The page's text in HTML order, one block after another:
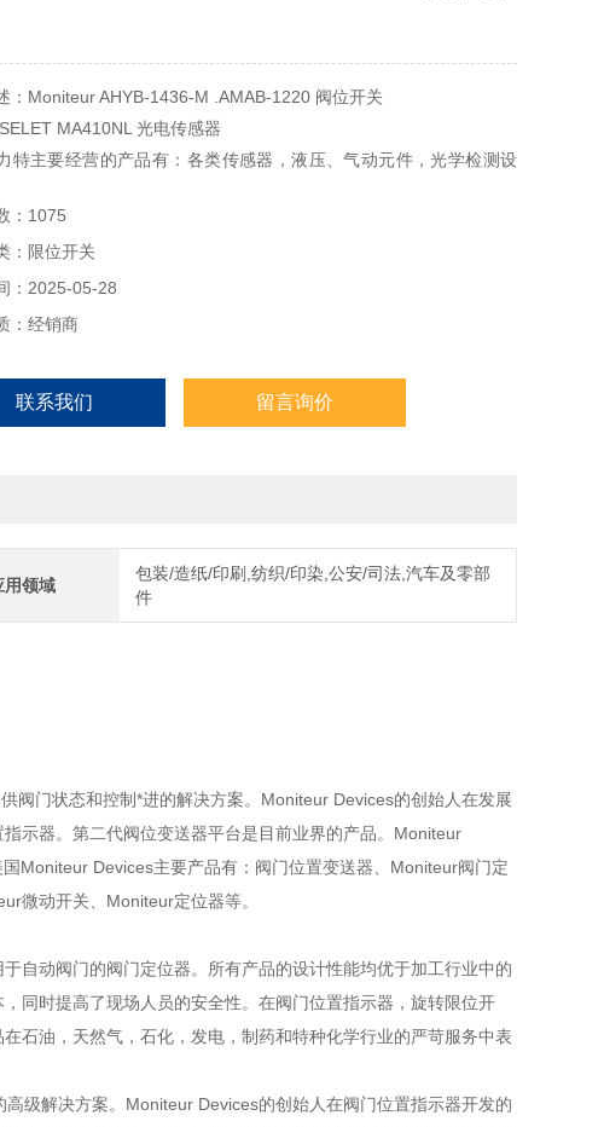
：Moniteur AHYB-1436-M .AMAB-1220 阀位开关
MA410NL 光电传感器
特主要经营的产品有：各类传感器，液压、气动元件，光学检测设
：1075
：限位开关
：2025-05-28
：经销商
联系我们 留言询价
用领域
包装/造纸/印刷,纺织/印染,公安/司法,汽车及零部
件
阀门状态和控制*进的解决方案。Moniteur Devices的创始人在发展
示器。第二代阀位变送器平台是目前业界的产品。Moniteur
Moniteur Devices主要产品有：阀门位置变送器、Moniteur阀门定
微动开关、Moniteur定位器等。
自动阀门的阀门定位器。所有产品的设计性能均优于加工行业中的
同时提高了现场人员的安全性。在阀门位置指示器，旋转限位开
石油，天然气，石化，发电，制药和特种化学行业的严苛服务中表
级解决方案。Moniteur Devices的创始人在阀门位置指示器开发的